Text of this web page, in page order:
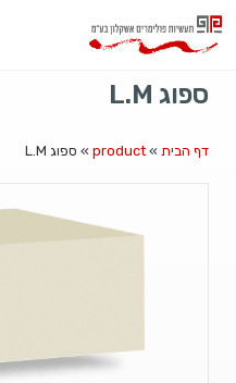
ספוג L.M
דף הבית »
product
» ספוג L.M